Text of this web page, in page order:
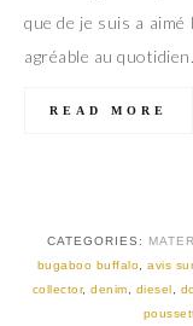
que de je suis a
agréable au quotidien.
READ MORE
CATEGORIES:
bugaboo buffalo
avis
collector,denim diesel